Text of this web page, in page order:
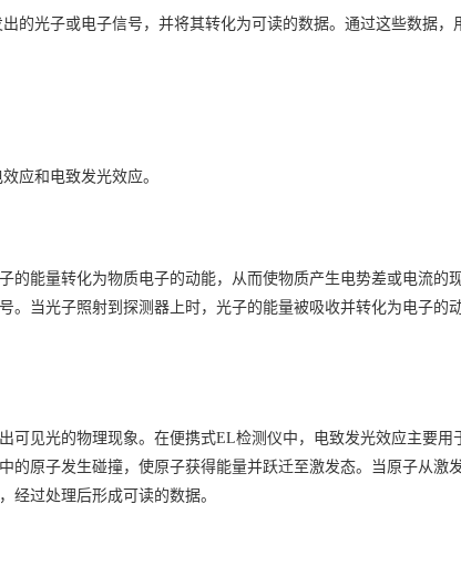
的光子或电子信号，并将其转化为可读的数据。通过这些数据，
应和电致发光效应。
的能量转化为物质电子的动能，从而使物质产生电势差或电流的
。当光子照射到探测器上时，光子的能量被吸收并转化为电子的
可见光的物理现象。在便携式EL检测仪中，电致发光效应主要
的原子发生碰撞，使原子获得能量并跃迁至激发态。当原子从激
经过处理后形成可读的数据。